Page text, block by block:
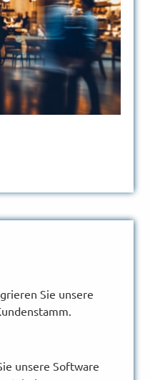
Sie unsere
unsere Software